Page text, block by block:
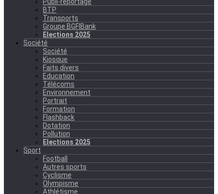
BTP
Transports
Groupe BGFIBank
Elections 2025
Société
Société
Kiosque
Faits divers
Education
Télécoms
Environnement
Portrait
Formation
Flashback
Dotation
Pollution
Elections 2025
Sport
Football
Autres sports
Cyclisme
Olympisme
Athlétisme